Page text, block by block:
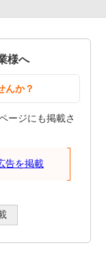
様へ
んか？
ージにも掲載さ
告を掲載